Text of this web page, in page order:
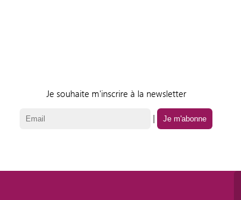
Je souhaite m'inscrire à la newsletter
|